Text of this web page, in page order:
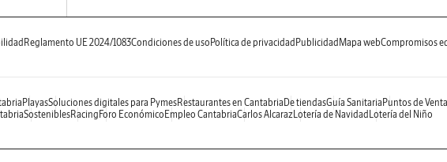
Reglamento UE 2024/1083Condiciones de uso Política de privacidad Publicidad Mapa webCompromisos
PlayasSoluciones digitales para PymesRestaurantes en Cantabria De tiendasGuía Sanitaria Puntos de Venta
SosteniblesRacing Foro Económico Empleo CantabriaCarlos AlcarazLotería de Navidad Lotería del Niño